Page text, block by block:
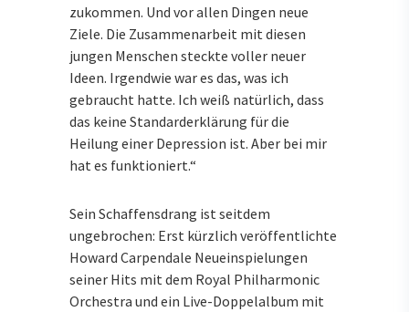
zukommen. Und vor allen Dingen neue
Ziele. Die Zusammenarbeit mit diesen
jungen Menschen steckte voller neuer
Ideen. Irgendwie war es das, was ich
gebraucht hatte. Ich weiß natürlich, dass
das keine Standarderklärung für die
Heilung einer Depression ist. Aber bei mir
hat es funktioniert.“
Sein Schaffensdrang ist seitdem
ungebrochen: Erst kürzlich veröffentlichte
Howard Carpendale Neueinspielungen
seiner Hits mit dem Royal Philharmonic
Orchestra und ein Live-Doppelalbum mit